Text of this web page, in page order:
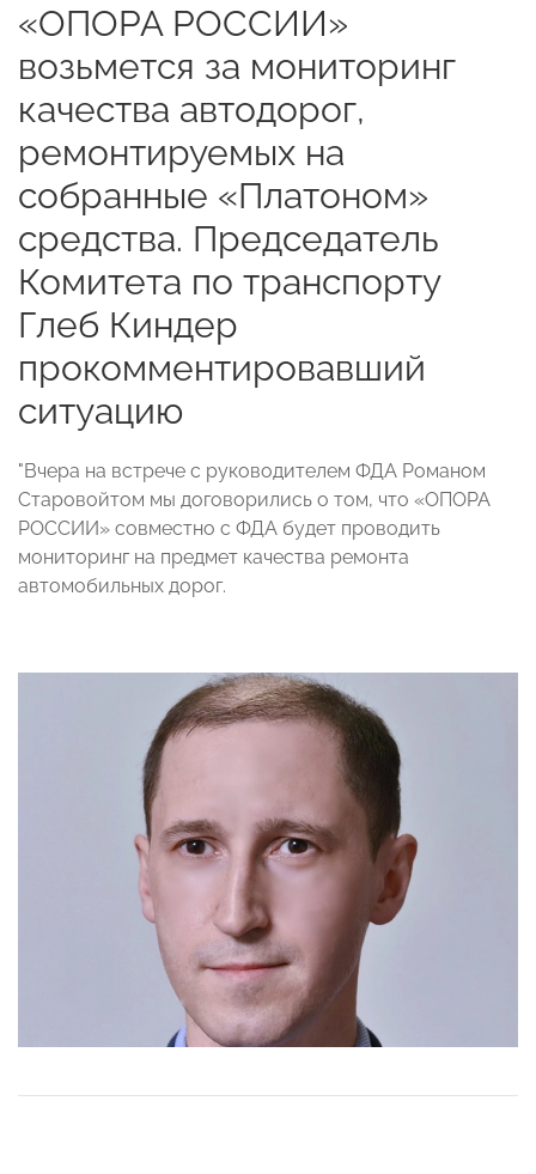
«ОПОРА РОССИИ»
возьмется за мониторинг
качества автодорог,
ремонтируемых на
собранные «Платоном»
средства. Председатель
Комитета по транспорту
Глеб Киндер
прокомментировавший
ситуацию
"Вчера на встрече с руководителем ФДА Романом
Старовойтом мы договорились о том, что «ОПОРА
РОССИИ» совместно с ФДА будет проводить
мониторинг на предмет качества ремонта
автомобильных дорог.